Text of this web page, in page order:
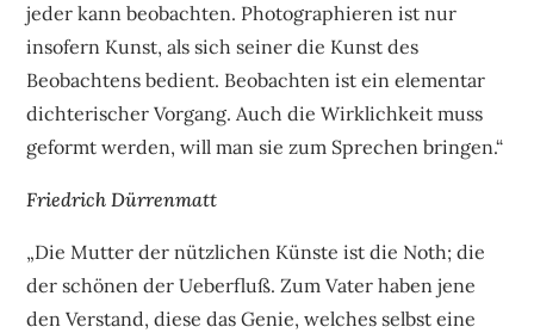
jeder kann beobachten. Photographieren ist nur
insofern Kunst, als sich seiner die Kunst des
Beobachtens bedient. Beobachten ist ein elementar
dichterischer Vorgang. Auch die Wirklichkeit muss
geformt werden, will man sie zum Sprechen bringen.“
Friedrich Dürrenmatt
„Die Mutter der nützlichen Künste ist die Noth; die
der schönen der Ueberfluß. Zum Vater haben jene
den Verstand, diese das Genie, welches selbst eine